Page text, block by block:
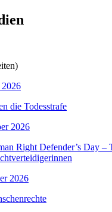
die Todesstrafe
2026
Right Defender’s Day –
2026